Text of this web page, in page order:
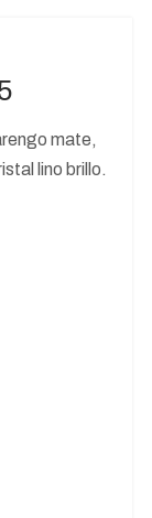
mate,
lino brillo.